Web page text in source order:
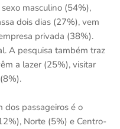
masculino (54%),
dois dias (27%), vem
privada (38%).
A pesquisa também traz
a lazer (25%), visitar
dos passageiros é o
Norte (5%) e Centro-